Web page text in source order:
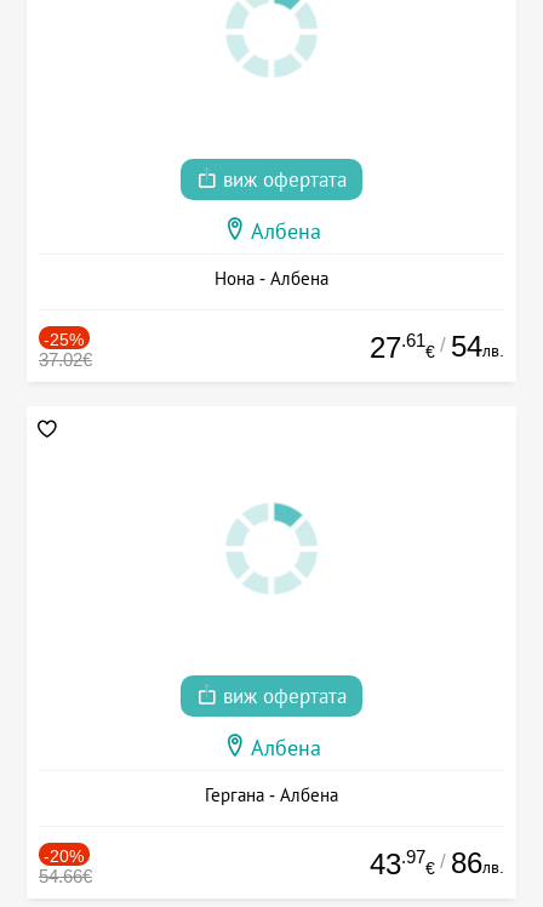
виж офертата
Албена
Нона - Албена
-25%
37.02€ 27.61
€ / 54лв.
виж офертата
Албена
Гергана - Албена
-20%
54.66€ 43.97
€ / 86лв.